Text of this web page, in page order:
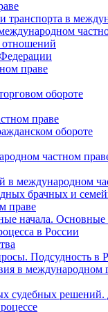
транспорта в
праве
обороте
праве
обороте
частном
в международном
брачных и
праве
начала.
в России
Подсудность в
в международном
судебных решений.